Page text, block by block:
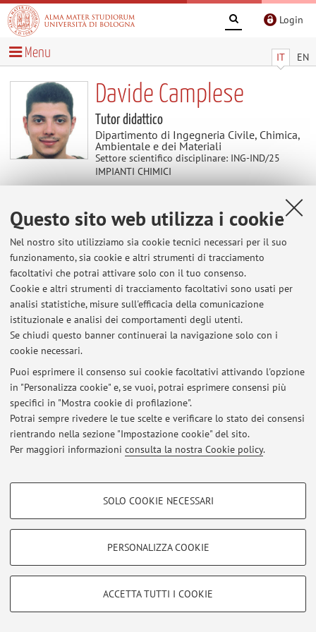
Questo sito web utilizza i cookie
Nel nostro sito utilizziamo sia cookie tecnici necessari per il suo
funzionamento, sia cookie e altri strumenti di tracciamento
facoltativi che potrai attivare solo con il tuo consenso.
Cookie e altri strumenti di tracciamento facoltativi sono usati per
analisi statistiche, misure sull'efficacia della comunicazione
istituzionale e analisi dei comportamenti degli utenti.
Se chiudi questo banner continuerai la navigazione solo con i
cookie necessari.
Puoi esprimere il consenso sui cookie facoltativi attivando l'opzione
in "Personalizza cookie" e, se vuoi, potrai esprimere consensi più
specifici in "Mostra cookie di profilazione".
Potrai sempre rivedere le tue scelte e verificare lo stato dei consensi
rientrando nella sezione "Impostazione cookie" del sito.
Per maggiori informazioni consulta la nostra Cookie policy.
COOKIE DI PROFILAZIONE - FACOLTATIVI
COOKIE TECNICI - NECESSARI
Si tratta di cookie tecnici utilizzati, a titolo esemplificativo, per il corretto
SOLO COOKIE NECESSARI
PERSONALIZZA COOKIE
ACCETTA TUTTI I COOKIE
Login
IT EN
Menu
Davide Camplese
Tutor didattico
Dipartimento di Ingegneria Civile, Chimica,
Ambientale e dei Materiali
Settore scientifico disciplinare: ING-IND/25
IMPIANTI CHIMICI
Contenuti utili
Home>Contenuti utili> LISES website
LISES website
https://site.unibo.it/lises/it
Ultimi avvisi
Al momento non sono presenti avvisi.
Area riservata
per gestire tutti i contenuti del sito.
© 2026 - ALMA MATER STUDIORUM - Università di Bologna - Via
Zamboni, 33 - 40126 Bologna - Partita IVA: 01131710376